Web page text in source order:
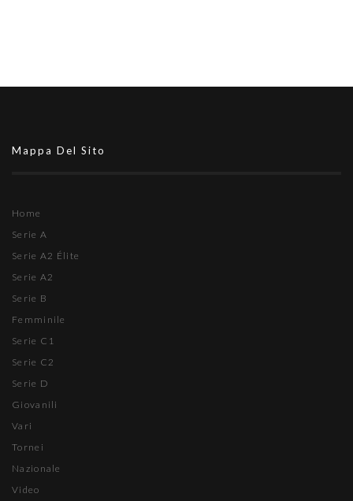
Mappa Del Sito
Home
Serie A
Serie A2 Élite
Serie A2
Serie B
Femminile
Serie C1
Serie C2
Serie D
Giovanili
Vari
Tornei
Nazionale
Video